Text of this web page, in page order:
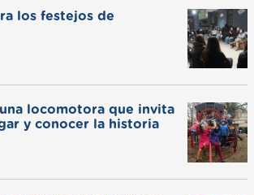
los festejos de
una locomotora que invita
y conocer la historia